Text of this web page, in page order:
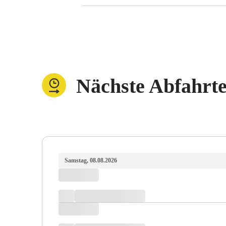
Nächste
Samstag, 08.08.2026